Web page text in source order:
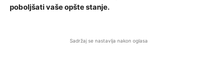
poboljšati vaše opšte stanje.
Sadržaj se nastavlja nakon oglasa